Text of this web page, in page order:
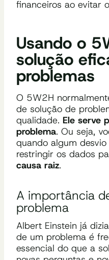
financeiros ao evitar o
Usando o
solução
problemas
O 5W2H
de solução de
qualidade. Ele serve
problema. Ou seja,
quando algum
restringir os dados
causa raiz.
A importância
problema
Albert Einstein já
de um problema é
essencial do que a